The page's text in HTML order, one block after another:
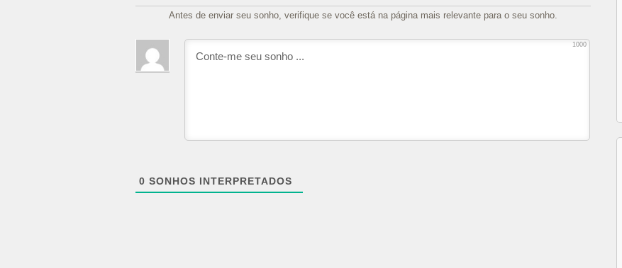
Antes de enviar seu sonho, verifique se você está na página mais relevante para o seu sonho.
1000
0 SONHOS INTERPRETADOS